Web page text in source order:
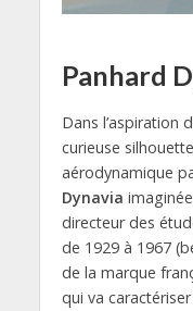
Panhard
Dans l’aspiration
curieuse
aérodynamique
Dynavia
directeur des
de 1929 à 1967
de la marque
qui va